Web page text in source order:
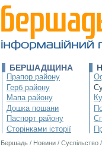
БЕРШАДЩИНА
Прапор району
Герб району
Мапа району
Дошка пошани
Паспорт району
Сторінками історії
Бершадь / Новини / Суспільство /